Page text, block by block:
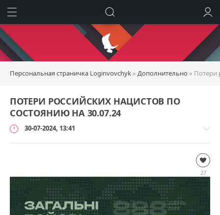
Персональная страничка Loginvovchyk » Дополнительно » Потери
ПОТЕРИ РОССИЙСКИХ НАЦИСТОВ ПО
СОСТОЯНИЮ НА 30.07.24
30-07-2024, 13:41
27